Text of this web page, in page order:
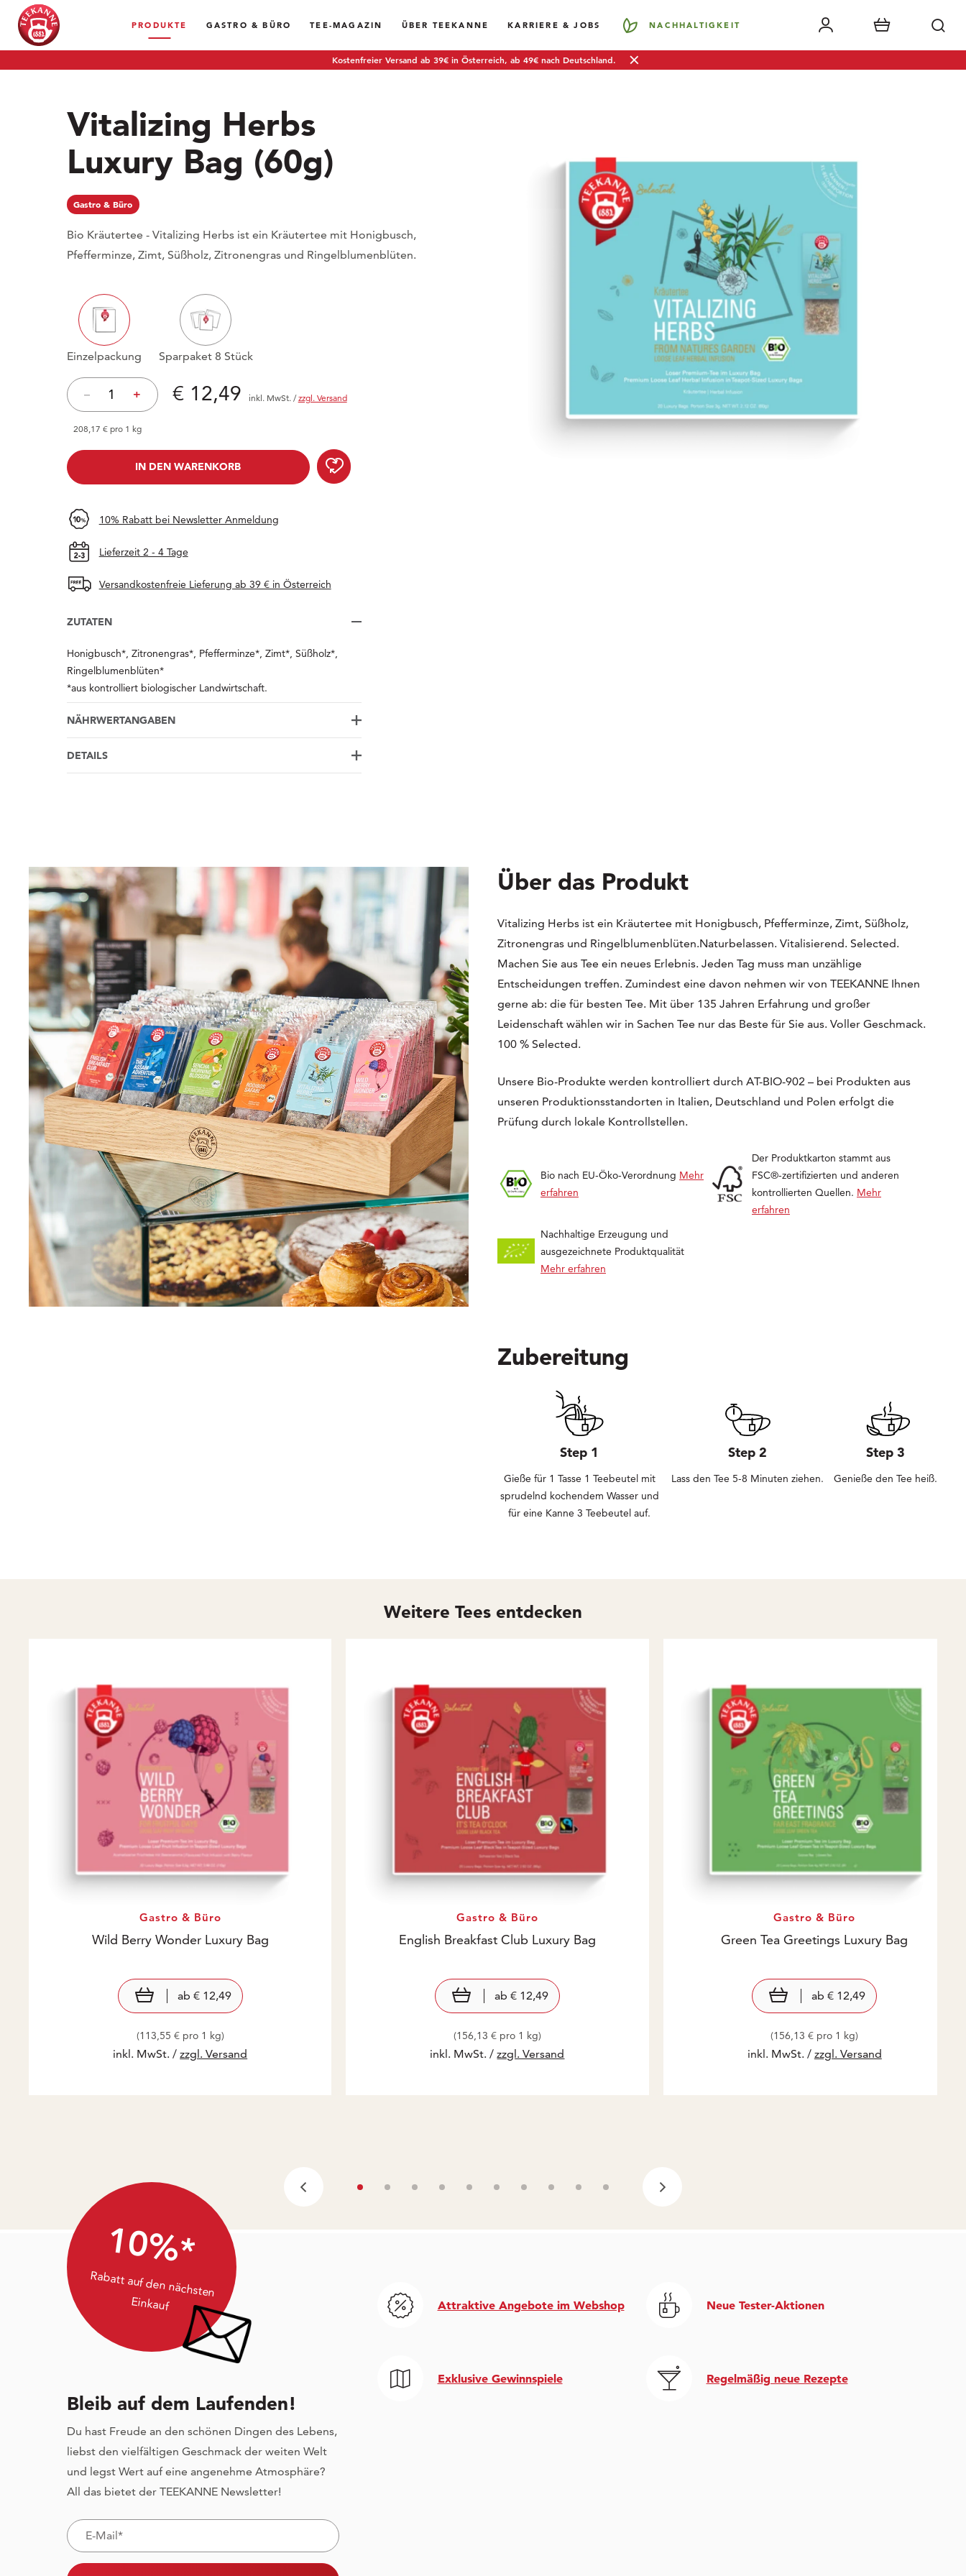
PRODUKTE GASTRO & BÜRO TEE-MAGAZIN ÜBER TEEKANNE KARRIERE & JOBS NACHHALTIGKEIT
Kostenfreier Versand ab 39€ in Österreich, ab 49€ nach Deutschland.
Vitalizing Herbs
Luxury Bag (60g)
Gastro & Büro
Bio Kräutertee - Vitalizing Herbs ist ein Kräutertee mit Honigbusch,
Pfefferminze, Zimt, Süßholz, Zitronengras und Ringelblumenblüten.
Einzelpackung Sparpaket 8 Stück
– + Preis: € 12,49
€ 12,49 inkl. MwSt./zzgl. Versand
208,17 € pro 1 kg
IN DEN WARENKORB
Vitalizing Herbs Luxury Bag zur Wunschliste hinzufügen
10% Rabatt bei Newsletter Anmeldung
Lieferzeit 2 - 4 Tage
Versandkostenfreie Lieferung ab 39 € in Österreich
ZUTATEN
Honigbusch*, Zitronengras*, Pfefferminze*, Zimt*, Süßholz*,
Ringelblumenblüten*
*aus kontrolliert biologischer Landwirtschaft.
NÄHRWERTANGABEN
DETAILS
Über das Produkt
Vitalizing Herbs ist ein Kräutertee mit Honigbusch, Pfefferminze, Zimt, Süßholz,
Zitronengras und Ringelblumenblüten.Naturbelassen. Vitalisierend. Selected.
Machen Sie aus Tee ein neues Erlebnis. Jeden Tag muss man unzählige
Entscheidungen treffen. Zumindest eine davon nehmen wir von TEEKANNE Ihnen
gerne ab: die für besten Tee. Mit über 135 Jahren Erfahrung und großer
Leidenschaft wählen wir in Sachen Tee nur das Beste für Sie aus. Voller Geschmack.
100 % Selected.
Unsere Bio-Produkte werden kontrolliert durch AT-BIO-902 – bei Produkten aus
unseren Produktionsstandorten in Italien, Deutschland und Polen erfolgt die
Prüfung durch lokale Kontrollstellen.
Bio nach EU-Öko-Verordnung Mehr
erfahren
Der Produktkarton stammt aus
FSC®-zertifizierten und anderen
kontrollierten Quellen. Mehr
erfahren
Nachhaltige Erzeugung und
ausgezeichnete Produktqualität
Mehr erfahren
Zubereitung
Step 1
Gieße für 1 Tasse 1 Teebeutel mit
sprudelnd kochendem Wasser und
für eine Kanne 3 Teebeutel auf.
Step 2
Lass den Tee 5-8 Minuten ziehen.
Step 3
Genieße den Tee heiß.
Weitere Tees entdecken
Gastro & Büro
Wild Berry Wonder Luxury Bag
view product
ab € 12,49
(113,55 € pro 1 kg)
inkl. MwSt. /zzgl. Versand
Gastro & Büro
English Breakfast Club Luxury Bag
view product
ab € 12,49
(156,13 € pro 1 kg)
inkl. MwSt. /zzgl. Versand
Gastro & Büro
Green Tea Greetings Luxury Bag
view product
ab€ 12,49
(156,13 € pro 1 kg)
inkl. MwSt. / zzgl. Versand
10%*
Rabatt auf den nächsten
Einkauf
Bleib auf dem Laufenden!
Du hast Freude an den schönen Dingen des Lebens,
liebst den vielfältigen Geschmack der weiten Welt
und legst Wert auf eine angenehme Atmosphäre?
All das bietet der TEEKANNE Newsletter!
Attraktive Angebote im Webshop
Exklusive Gewinnspiele
Neue Tester-Aktionen
Regelmäßig neue Rezepte